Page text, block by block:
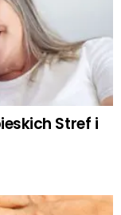
Stref i